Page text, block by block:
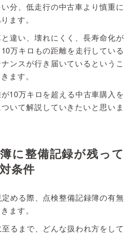
な故障をする可能性がある
ルバリューが低い
10万キロで想定される故障箇
証はある？
希少価値のある中古車は10万
りしづらい
えるためには中古車提案サービ
品質な認定証付き中古車を選ぼ
分、低走行の中古車より慎重に
ます。
違い、壊れにくく、長寿命化が
万キロもの距離を走行している
ンスが行き届いているというこ
ます。
10万キロを超える中古車購入を
いて解説していきたいと思いま
に整備記録が残って
条件
める際、点検整備記録簿の有無
ます。
るまで、どんな扱われ方をして